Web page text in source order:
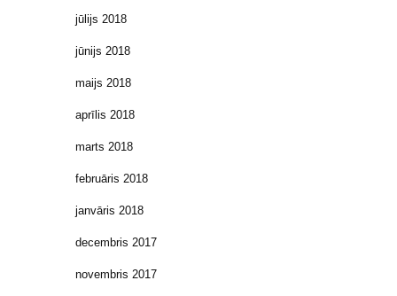
jūlijs 2018
jūnijs 2018
maijs 2018
aprīlis 2018
marts 2018
februāris 2018
janvāris 2018
decembris 2017
novembris 2017